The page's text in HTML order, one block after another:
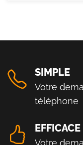
SIMPLE
Votre
téléphone
EFFICACE
Votre